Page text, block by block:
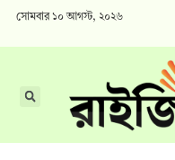
সোমবার ১০ আগস্ট, ২০২৬